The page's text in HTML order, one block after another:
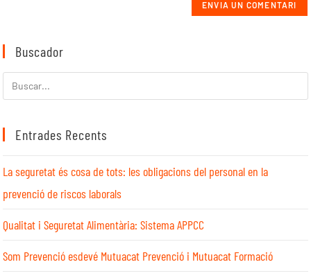
Buscador
Entrades Recents
La seguretat és cosa de tots: les obligacions del personal en la
prevenció de riscos laborals
Qualitat i Seguretat Alimentària: Sistema APPCC
Som Prevenció esdevé Mutuacat Prevenció i Mutuacat Formació